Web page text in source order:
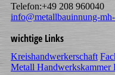
Telefon:+49 208 960040
info@metallbauinnung-
wichtige Links
Kreishandwerkerschaft
Metall Handwerkskammer